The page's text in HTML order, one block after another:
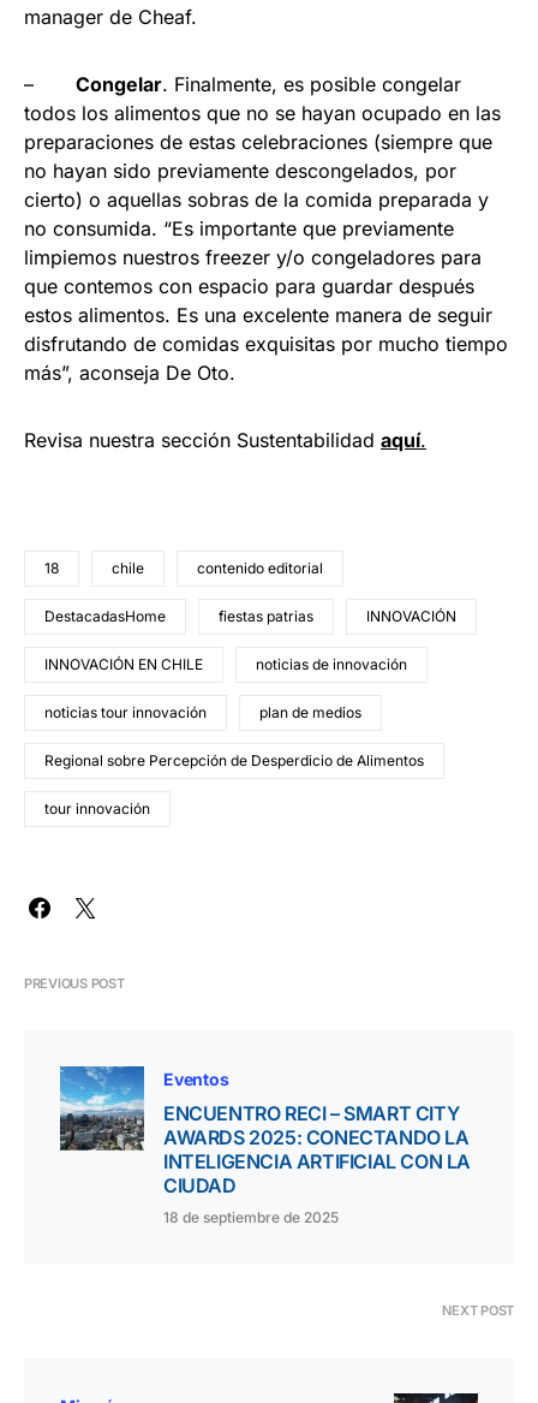
manager de Cheaf.
– Congelar. Finalmente, es posible congelar
todos los alimentos que no se hayan ocupado en las
preparaciones de estas celebraciones (siempre que
no hayan sido previamente descongelados, por
cierto) o aquellas sobras de la comida preparada y
no consumida. “Es importante que previamente
limpiemos nuestros freezer y/o congeladores para
que contemos con espacio para guardar después
estos alimentos. Es una excelente manera de seguir
disfrutando de comidas exquisitas por mucho tiempo
más”, aconseja De Oto.
Revisa nuestra sección Sustentabilidad aquí.
18 chile contenido editorial
DestacadasHome fiestas patrias INNOVACIÓN
INNOVACIÓN EN CHILE noticias de innovación
noticias tour innovación plan de medios
Regional sobre Percepción de Desperdicio de Alimentos
tour innovación
PREVIOUS POST
Eventos
ENCUENTRO RECI – SMART CITY
AWARDS 2025: CONECTANDO LA
INTELIGENCIA ARTIFICIAL CON LA
CIUDAD
18 de septiembre de 2025
NEXT POST